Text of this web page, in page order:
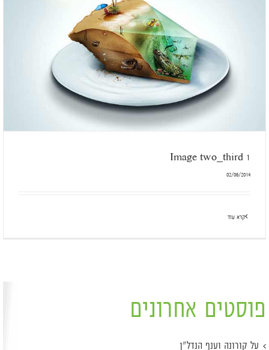
Image two_third 1
02/06/2014
קרא עוד
פוסטים אחרונים
על קורונה וענף הנדל"ן